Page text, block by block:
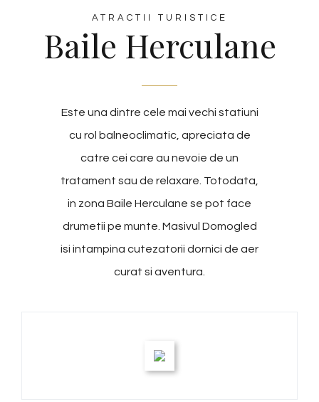
ATRACTII TURISTICE
Baile Herculane
Este una dintre cele mai vechi statiuni
cu rol balneoclimatic, apreciata de
catre cei care au nevoie de un
tratament sau de relaxare. Totodata,
in zona Baile Herculane se pot face
drumetii pe munte. Masivul Domogled
isi intampina cutezatorii dornici de aer
curat si aventura.